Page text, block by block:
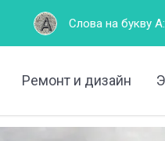
Слова на букву А: Полный
Ремонт и дизайн